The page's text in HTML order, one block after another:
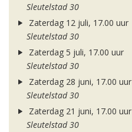
Sleutelstad 30
Zaterdag 12 juli, 17.00 uur
Sleutelstad 30
Zaterdag 5 juli, 17.00 uur
Sleutelstad 30
Zaterdag 28 juni, 17.00 uur
Sleutelstad 30
Zaterdag 21 juni, 17.00 uur
Sleutelstad 30